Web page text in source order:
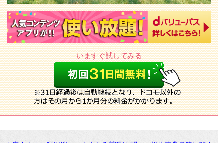
いますぐ試してみる